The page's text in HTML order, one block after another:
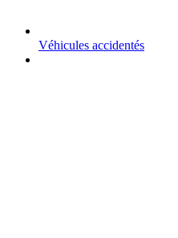
Véhicules accidentés